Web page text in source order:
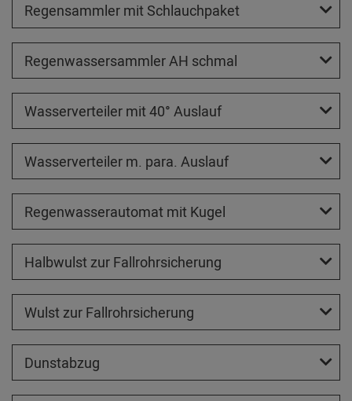
Regensammler mit Schlauchpaket
Regenwassersammler AH schmal
Wasserverteiler mit 40° Auslauf
Wasserverteiler m. para. Auslauf
Regenwasserautomat mit Kugel
Halbwulst zur Fallrohrsicherung
Wulst zur Fallrohrsicherung
Dunstabzug